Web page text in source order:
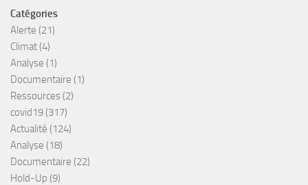
Catégories
Alerte (21)
Climat (4)
Analyse (1)
Documentaire (1)
Ressources (2)
covid19 (317)
Actualité (124)
Analyse (18)
Documentaire (22)
Hold-Up (9)